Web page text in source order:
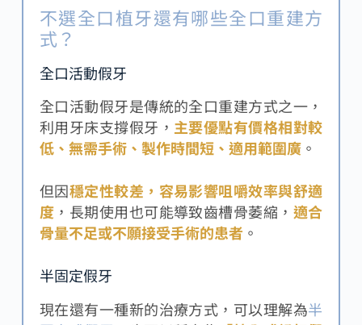
不選全口植牙還有哪些全口重建方
式？
全口活動假牙
全口活動假牙是傳統的全口重建方式之一，
利用牙床支撐假牙， 主要優點有價格相對較
低、無需手術、製作時間短、適用範圍廣。
但因穩定性較差，容易影響咀嚼效率與舒適
度 ，長期使用也可能導致齒槽骨萎縮， 適合
骨量不足或不願接受手術的患者 。
半固定假牙
現在還有一種新的治療方式，可以理解為半